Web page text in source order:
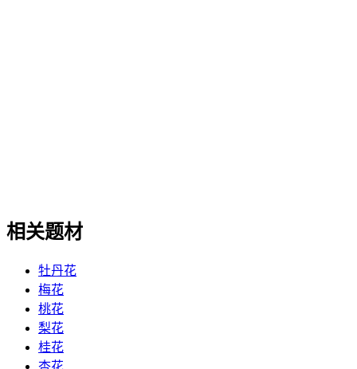
相关题材
牡丹花
梅花
桃花
梨花
桂花
杏花